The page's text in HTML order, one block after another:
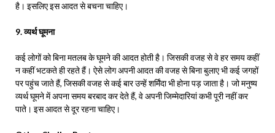
है। इसलिए इस आदत से बचना चाहिए।
9. व्यर्थ घूमना
कई लोगों को बिना मतलब के घूमने की आदत होती है। जिसकी वजह से वे हर समय कहीं
न कहीं भटकते ही रहते हैं। ऐसे लोग अपनी आदत की वजह से बिना बुलाए भी कई जगहों
पर पहुंच जाते हैं, जिसकी वजह से कई बार उन्हें शर्मिंदा भी होना पड़ जाता है। जो मनुष्य
व्यर्थ घूमने में अपना समय बरबाद कर देते हैं, वे अपनी जिम्मेदारियां कभी पूरी नहीं कर
पाते। इस आदत से दूर रहना चाहिए।